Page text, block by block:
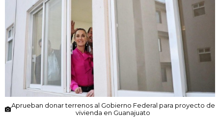
Aprueban donar terrenos al Gobierno Federal para proyecto de
vivienda en Guanajuato